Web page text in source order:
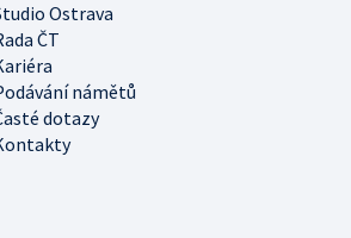
Ostrava
ČT
námětů
dotazy